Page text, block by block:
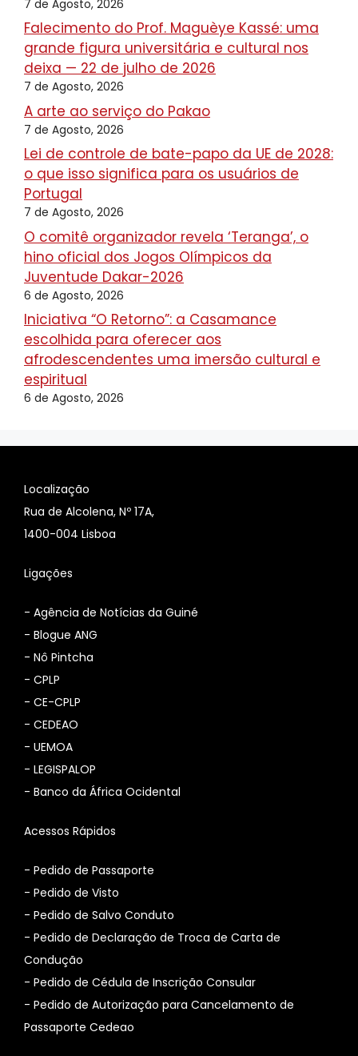
7 de Agosto, 2026
Falecimento do Prof. Maguèye Kassé: uma
grande figura universitária e cultural nos
deixa — 22 de julho de 2026
7 de Agosto, 2026
A arte ao serviço do Pakao
7 de Agosto, 2026
Lei de controle de bate-papo da UE de 2028:
o que isso significa para os usuários de
Portugal
7 de Agosto, 2026
O comitê organizador revela ‘Teranga’, o
hino oficial dos Jogos Olímpicos da
Juventude Dakar-2026
6 de Agosto, 2026
Iniciativa “O Retorno”: a Casamance
escolhida para oferecer aos
afrodescendentes uma imersão cultural e
espiritual
6 de Agosto, 2026
Localização
Rua de Alcolena, Nº 17A,
1400-004 Lisboa
Ligações
- Agência de Notícias da Guiné
- Blogue ANG
- Nô Pintcha
- CPLP
- CE-CPLP
- CEDEAO
- UEMOA
- LEGISPALOP
- Banco da África Ocidental
Acessos Rápidos
- Pedido de Passaporte
- Pedido de Visto
- Pedido de Salvo Conduto
- Pedido de Declaração de Troca de Carta de
Condução
- Pedido de Cédula de Inscrição Consular
- Pedido de Autorização para Cancelamento de
Passaporte Cedeao